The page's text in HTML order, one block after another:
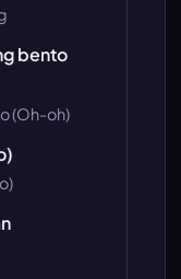
bento
(Oh-oh)